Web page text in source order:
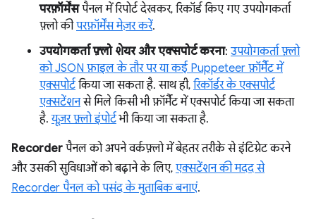
परफ़ॉर्मेंसपैनल में रिपोर्ट देखकर, रिकॉर्ड किए गए उपयोगकर्ता
फ़्लो कीपरफ़ॉर्मेंस मेज़र करें.
उपयोगकर्ता फ़्लो शेयर और एक्सपोर्ट करना: उपयोगकर्ता फ़्लो
को JSON फ़ाइल के तौर पर या कई Puppeteer फ़ॉर्मैट में
एक्सपोर्टकिया जा सकता है. साथ ही, रिकॉर्डर के एक्सपोर्ट
एक्सटेंशनसे मिले किसी भी फ़ॉर्मैट में एक्सपोर्ट किया जा सकता
है.यूज़र फ़्लो इंपोर्टभी किया जा सकता है.
Recorder पैनल को अपने वर्कफ़्लो में बेहतर तरीके से इंटिग्रेट करने
और उसकी सुविधाओं को बढ़ाने के लिए, एक्सटेंशन की मदद से
Recorder पैनल को पसंद के मुताबिक बनाएं.